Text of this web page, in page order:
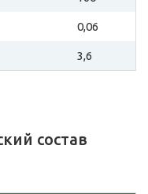
0,06
3,6
состав